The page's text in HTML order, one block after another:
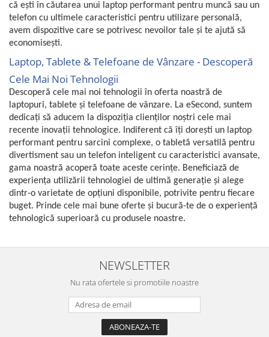
că ești în căutarea unui laptop performant pentru muncă sau un
telefon cu ultimele caracteristici pentru utilizare personală,
avem dispozitive care se potrivesc nevoilor tale și te ajută să
economisești.
Laptop, Tablete & Telefoane de Vânzare - Descoperă
Cele Mai Noi Tehnologii
Descoperă cele mai noi tehnologii în oferta noastră de
laptopuri, tablete și telefoane de vânzare. La eSecond, suntem
dedicați să aducem la dispoziția clienților noștri cele mai
recente inovații tehnologice. Indiferent că îți dorești un laptop
performant pentru sarcini complexe, o tabletă versatilă pentru
divertisment sau un telefon inteligent cu caracteristici avansate,
gama noastră acoperă toate aceste cerințe. Beneficiază de
experiența utilizării tehnologiei de ultimă generație și alege
dintr-o varietate de opțiuni disponibile, potrivite pentru fiecare
buget. Prinde cele mai bune oferte și bucură-te de o experiență
tehnologică superioară cu produsele noastre.
NEWSLETTER
Nu rata ofertele si promotiile noastre